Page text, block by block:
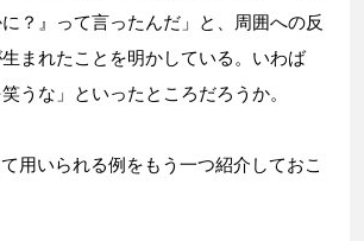
？』って言ったんだ」と、周囲への反
まれたことを明かしている。いわば
うな」といったところだろうか。
て用いられる例をもう一つ紹介しておこ